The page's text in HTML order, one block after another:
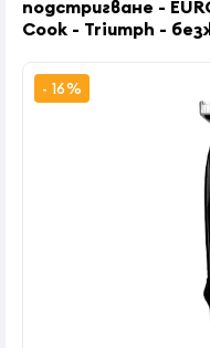
подстригване -
Cook - Triumph -
- 16%